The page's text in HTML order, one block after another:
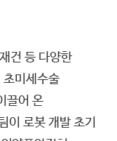
건 등 다양한
초미세수술
끌어 온
이 로봇 개발 초기